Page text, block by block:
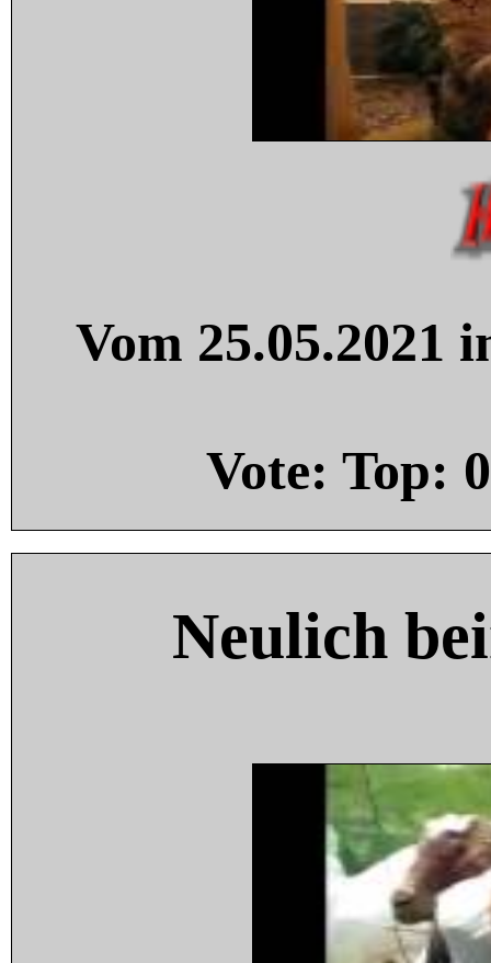
Vom 25.05.2021
Vote: Top: 0
Neulich